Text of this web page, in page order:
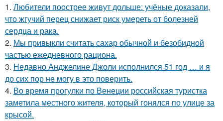
1. Любители поострее живут дольше: учёные доказали,
что жгучий перец снижает риск умереть от болезней
сердца и рака.
2. Мы привыкли считать сахар обычной и безобидной
частью ежедневного рациона.
3. Недавно Анджелине Джоли исполнился 51 год … и я
до сих пор не могу в это поверить.
4. Во время прогулки по Венеции российская туристка
заметила местного жителя, который гонялся по улице за
крысой.